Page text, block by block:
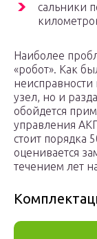
сальники
Наиболее
«робот». Как
неисправности
узел, но и
обойдется
управления
стоит порядка
оценивается
течением лет